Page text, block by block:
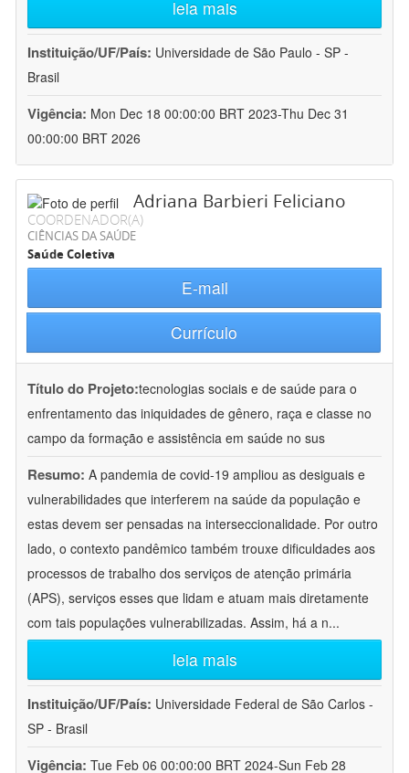
leia mais
Instituição/UF/País: Universidade de São Paulo - SP -
Brasil
Vigência: Mon Dec 18 00:00:00 BRT 2023-Thu Dec 31
00:00:00 BRT 2026
Adriana Barbieri Feliciano
COORDENADOR(A)
CIÊNCIAS DA SAÚDE
Saúde Coletiva
E-mail
Currículo
Título do Projeto:tecnologias sociais e de saúde para o
enfrentamento das iniquidades de gênero, raça e classe no
campo da formação e assistência em saúde no sus
Resumo: A pandemia de covid-19 ampliou as desiguais e
vulnerabilidades que interferem na saúde da população e
estas devem ser pensadas na interseccionalidade. Por outro
lado, o contexto pandêmico também trouxe dificuldades aos
processos de trabalho dos serviços de atenção primária
(APS), serviços esses que lidam e atuam mais diretamente
com tais populações vulnerabilizadas. Assim, há a n...
leia mais
Instituição/UF/País: Universidade Federal de São Carlos -
SP - Brasil
Vigência: Tue Feb 06 00:00:00 BRT 2024-Sun Feb 28